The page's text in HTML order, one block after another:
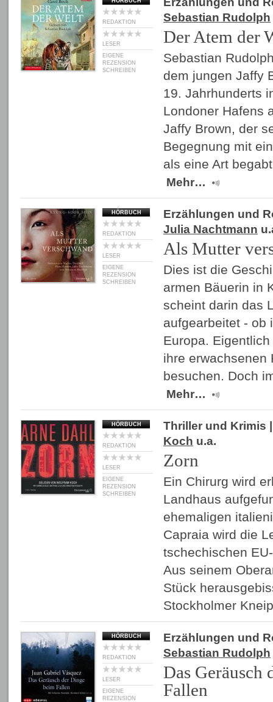
REDAKTION
LESER
EIGENE
REZENSION
SCHREIBEN
Sebastian Rudolph
Der Atem der
Sebastian
dem jungen Jaffy
19. Jahrhunderts
Londoner Hafens
Jaffy Brown, der
Begegnung mit
als eine Art
Mehr…
HÖRBUCH
REDAKTION
LESER
EIGENE
REZENSION
SCHREIBEN
Erzählungen und
Julia Nachtmann
Als Mutter
Dies ist die
armen Bäuerin in
scheint darin das
aufgearbeitet - ob
Europa.
ihre erwachsenen
besuchen. Doch
Mehr…
HÖRBUCH
REDAKTION
LESER
EIGENE
REZENSION
SCHREIBEN
Thriller und Krimis
Koch u.a.
Zorn
Ein Chirurg wird
Landhaus
ehemaligen
Capraia wird die
tschechischen
Aus seinem
Stück
Stockholmer
HÖRBUCH
REDAKTION
LESER
EIGENE
REZENSION
Erzählungen und
Sebastian Rudolph
Das Geräusch
Fallen